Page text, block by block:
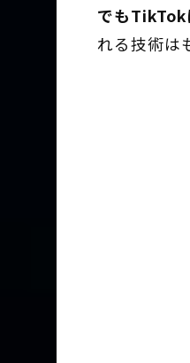
でもTikTok
れる技術は